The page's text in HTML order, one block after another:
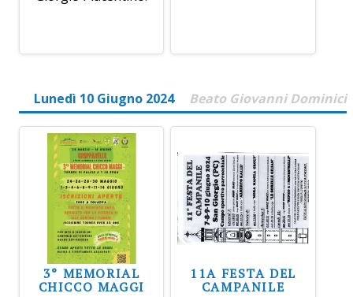
Lunedì 10 Giugno 2024 Beato Giovanni Dominici
3° MEMORIAL
CHICCO MAGGI
11A FESTA DEL
CAMPANILE